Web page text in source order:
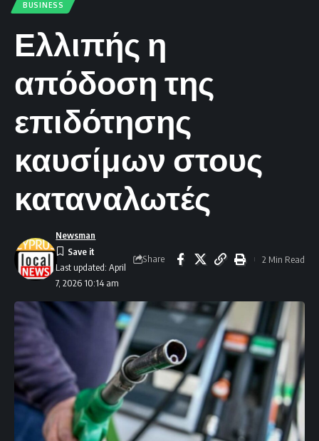
BUSINESS
Ελλιπής η
απόδοση της
επιδότησης
καυσίμων στους
καταναλωτές
Last updated: April
7, 2026 10:14 am
Newsman
Share 2 Min Read